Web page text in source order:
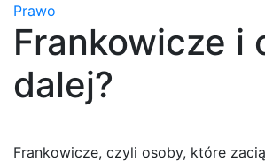
Prawo
Frankowicze i
dalej?
Frankowicze, czyli osoby, które